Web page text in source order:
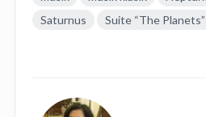
Saturnus
Suite “The Planets”